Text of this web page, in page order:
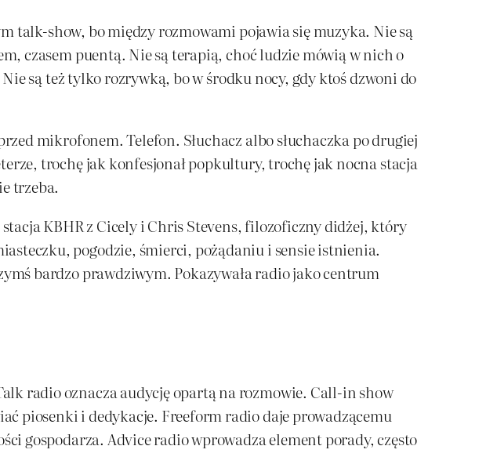
talk-show, bo między rozmowami pojawia się muzyka. Nie są
czasem puentą. Nie są terapią, choć ludzie mówią w nich o
są też tylko rozrywką, bo w środku nocy, gdy ktoś dzwoni do
mikrofonem. Telefon. Słuchacz albo słuchaczka po drugiej
trochę jak konfesjonał popkultury, trochę jak nocna stacja
trzeba.
KBHR z Cicely i Chris Stevens, filozoficzny didżej, który
pogodzie, śmierci, pożądaniu i sensie istnienia.
bardzo prawdziwym. Pokazywała radio jako centrum
radio oznacza audycję opartą na rozmowie. Call-in show
piosenki i dedykacje. Freeform radio daje prowadzącemu
gospodarza. Advice radio wprowadza element porady, często